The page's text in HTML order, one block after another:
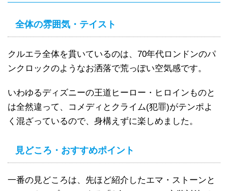
全体の雰囲気・テイスト
クルエラ全体を貫いているのは、70年代ロンドンのパ
ンクロックのようなお洒落で荒っぽい空気感です。
いわゆるディズニーの王道ヒーロー・ヒロインものと
は全然違って、コメディとクライム(犯罪)がテンポよ
く混ざっているので、身構えずに楽しめました。
見どころ・おすすめポイント
一番の見どころは、先ほど紹介したエマ・ストーンと